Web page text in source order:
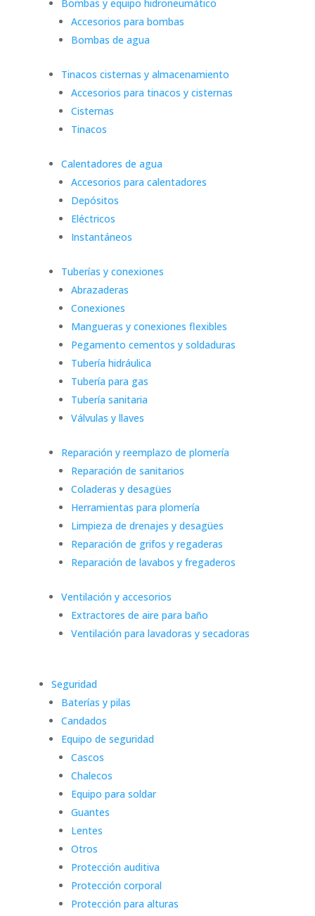
Bombas y equipo hidroneumático
Accesorios para bombas
Bombas de agua
Tinacos cisternas y almacenamiento
Accesorios para tinacos y cisternas
Cisternas
Tinacos
Calentadores de agua
Accesorios para calentadores
Depósitos
Eléctricos
Instantáneos
Tuberías y conexiones
Abrazaderas
Conexiones
Mangueras y conexiones flexibles
Pegamento cementos y soldaduras
Tubería hidráulica
Tubería para gas
Tubería sanitaria
Válvulas y llaves
Reparación y reemplazo de plomería
Reparación de sanitarios
Coladeras y desagües
Herramientas para plomería
Limpieza de drenajes y desagües
Reparación de grifos y regaderas
Reparación de lavabos y fregaderos
Ventilación y accesorios
Extractores de aire para baño
Ventilación para lavadoras y secadoras
Seguridad
Baterías y pilas
Candados
Equipo de seguridad
Cascos
Chalecos
Equipo para soldar
Guantes
Lentes
Otros
Protección auditiva
Protección corporal
Protección para alturas